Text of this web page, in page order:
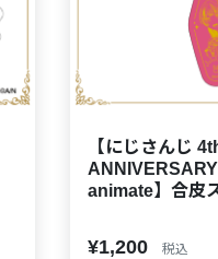
【にじさんじ
animate】合皮
¥1,200 税込